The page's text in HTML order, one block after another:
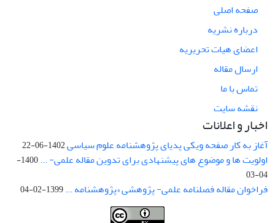
صفحه اصلی
درباره نشریه
اعضای هیات تحریریه
ارسال مقاله
تماس با ما
نقشه سایت
اخبار و اعلانات
آغاز به کار صفحه ویکی پدیای پژوهشنامه علوم سیاسی1402-06-22
اولویت ها و موضوع های پیشنهادی برای تدوین مقاله علمی- ...
1400-
04-03
فراخوان مقاله فصلنامه علمی- پژوهشی «پژوهشنامه ...1399-02-04